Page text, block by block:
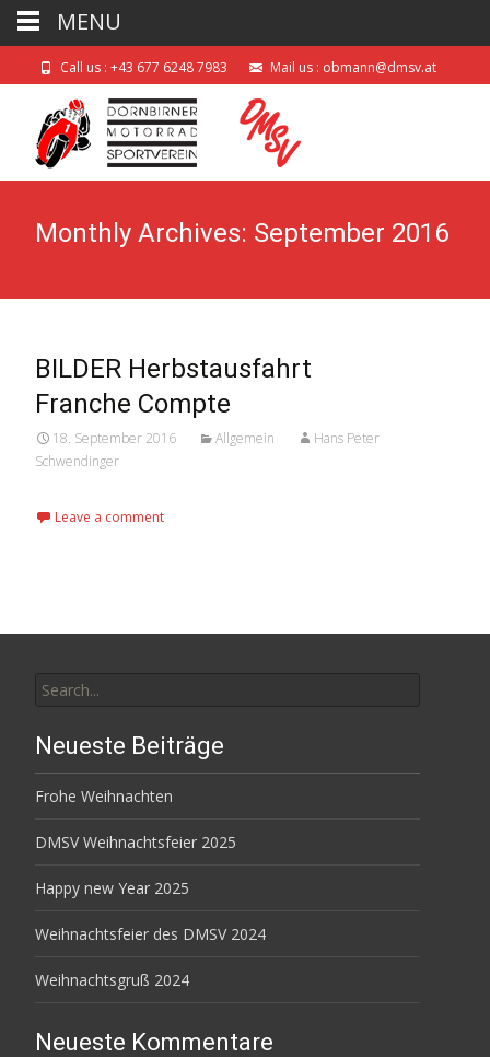
Call us : +43 677 6248 7983 Mail us : obmann@dmsv.at
Monthly Archives: September 2016
BILDER Herbstausfahrt
Franche Compte
18. September 2016 Allgemein
Hans Peter
Schwendinger
Leave a comment
for:
Neueste Beiträge
Frohe Weihnachten
DMSV Weihnachtsfeier 2025
Happy new Year 2025
Weihnachtsfeier des DMSV 2024
Weihnachtsgruß 2024
Neueste Kommentare
MENU